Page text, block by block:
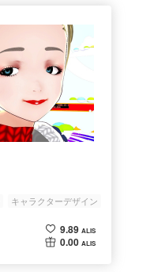
キャラクターデザイン
9.89 ALIS
0.00 ALIS